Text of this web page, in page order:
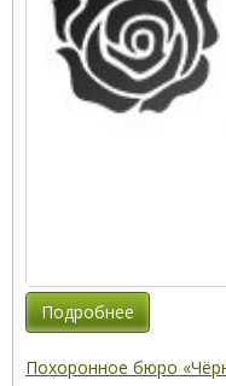
Подробнее
Похоронное бюро